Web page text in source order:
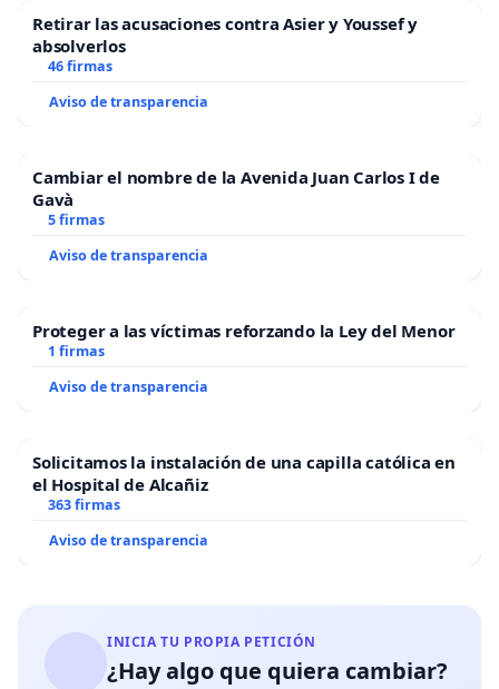
Retirar las acusaciones contra Asier y Youssef y
absolverlos
46 firmas
Aviso de transparencia
Cambiar el nombre de la Avenida Juan Carlos I de
Gavà
5 firmas
Aviso de transparencia
Proteger a las víctimas reforzando la Ley del Menor
1 firmas
Aviso de transparencia
Solicitamos la instalación de una capilla católica en
el Hospital de Alcañiz
363 firmas
Aviso de transparencia
INICIA TU PROPIA PETICIÓN
¿Hay algo que quiera cambiar?